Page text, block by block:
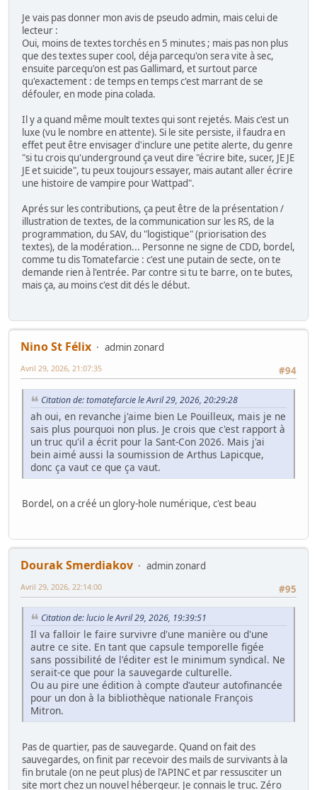
Je vais pas donner mon avis de pseudo admin, mais celui de
lecteur :
Oui, moins de textes torchés en 5 minutes ; mais pas non plus
que des textes super cool, déja parcequ'on sera vite à sec,
ensuite parcequ'on est pas Gallimard, et surtout parce
qu'exactement : de temps en temps c'est marrant de se
défouler, en mode pina colada.
Il y a quand même moult textes qui sont rejetés. Mais c'est un
luxe (vu le nombre en attente). Si le site persiste, il faudra en
effet peut être envisager d'inclure une petite alerte, du genre
"si tu crois qu'underground ça veut dire "écrire bite, sucer, JE JE
JE et suicide", tu peux toujours essayer, mais autant aller écrire
une histoire de vampire pour Wattpad".
Aprés sur les contributions, ça peut être de la présentation /
illustration de textes, de la communication sur les RS, de la
programmation, du SAV, du "logistique" (priorisation des
textes), de la modération... Personne ne signe de CDD, bordel,
comme tu dis Tomatefarcie : c'est une putain de secte, on te
demande rien à l'entrée. Par contre si tu te barre, on te butes,
mais ça, au moins c'est dit dés le début.
Nino St Félix
admin zonard
#94
Avril 29, 2026, 21:07:35
Citation de: tomatefarcie le Avril 29, 2026, 20:29:28
ah oui, en revanche j'aime bien Le Pouilleux, mais je ne
sais plus pourquoi non plus. Je crois que c'est rapport à
un truc qu'il a écrit pour la Sant-Con 2026. Mais j'ai
bein aimé aussi la soumission de Arthus Lapicque,
donc ça vaut ce que ça vaut.
Bordel, on a créé un glory-hole numérique, c'est beau
Dourak Smerdiakov
admin zonard
#95
Avril 29, 2026, 22:14:00
Citation de: lucio le Avril 29, 2026, 19:39:51
Il va falloir le faire survivre d'une manière ou d'une
autre ce site. En tant que capsule temporelle figée
sans possibilité de l'éditer est le minimum syndical. Ne
serait-ce que pour la sauvegarde culturelle.
Ou au pire une édition à compte d'auteur autofinancée
pour un don à la bibliothèque nationale François
Mitron.
Pas de quartier, pas de sauvegarde. Quand on fait des
sauvegardes, on finit par recevoir des mails de survivants à la
fin brutale (on ne peut plus) de l'APINC et par ressusciter un
site mort chez un nouvel hébergeur. Je connais le truc. Zéro